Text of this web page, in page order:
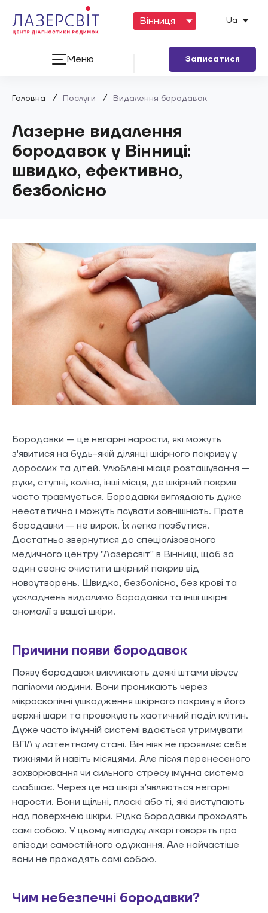
Ua
Меню Записатися
Головна / Послуги / Видалення бородавок
Лазерне видалення
бородавок у Вінниці:
швидко, ефективно,
безболісно
Бородавки — це негарні нарости, які можуть
з'явитися на будь-якій ділянці шкірного покриву у
дорослих та дітей. Улюблені місця розташування —
руки, ступні, коліна, інші місця, де шкірний покрив
часто травмується. Бородавки виглядають дуже
неестетично і можуть псувати зовнішність. Проте
бородавки — не вирок. Їх легко позбутися.
Достатньо звернутися до спеціалізованого
медичного центру "Лазерсвіт" в Вінниці, щоб за
один сеанс очистити шкірний покрив від
новоутворень. Швидко, безболісно, без крові та
ускладнень видалимо бородавки та інші шкірні
аномалії з вашої шкіри.
Причини появи бородавок
Появу бородавок викликають деякі штами вірусу
папіломи людини. Вони проникають через
мікроскопічні ушкодження шкірного покриву в його
верхні шари та провокують хаотичний поділ клітин.
Дуже часто імунній системі вдається утримувати
ВПЛ у латентному стані. Він ніяк не проявляє себе
тижнями й навіть місяцями. Але після перенесеного
захворювання чи сильного стресу імунна система
слабшає. Через це на шкірі з'являються негарні
нарости. Вони щільні, плоскі або ті, які виступають
над поверхнею шкіри. Рідко бородавки проходять
самі собою. У цьому випадку лікарі говорять про
епізоди самостійного одужання. Але найчастіше
вони не проходять самі собою.
Чим небезпечні бородавки?